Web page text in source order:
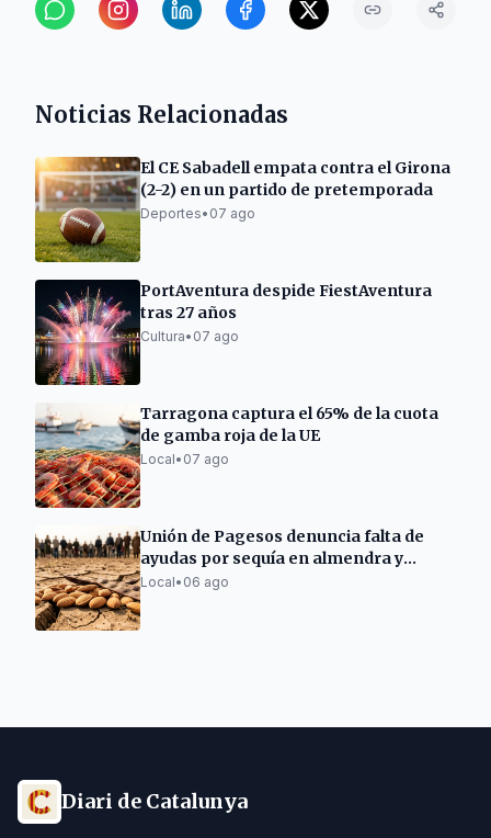
Noticias Relacionadas
El CE Sabadell empata contra el Girona
(2-2) en un partido de pretemporada
Deportes• 07 ago
PortAventura despide FiestAventura
tras 27 años
Cultura• 07 ago
Tarragona captura el 65% de la cuota
de gamba roja de la UE
Local• 07 ago
Unión de Pagesos denuncia falta de
ayudas por sequía en almendra y
algarroba
Local• 06 ago
Diari de Catalunya